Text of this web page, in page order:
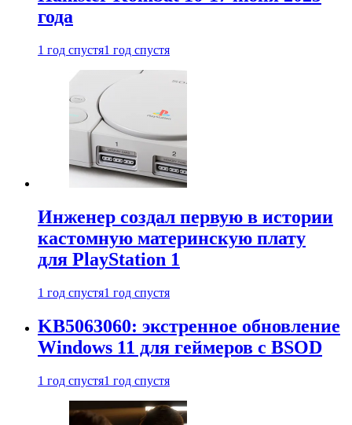
года
1 год спустя1 год спустя
Инженер создал первую в истории
кастомную материнскую плату
для PlayStation 1
1 год спустя1 год спустя
KB5063060: экстренное обновление
Windows 11 для геймеров с BSOD
1 год спустя1 год спустя